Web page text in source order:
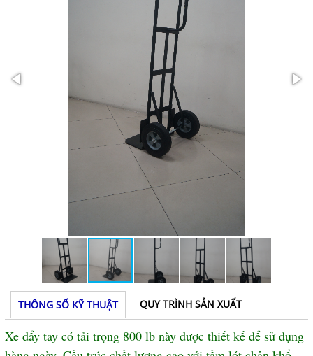
THÔNG SỐ KỸ THUẬT QUY TRÌNH SẢN XUẤT
Xe đẩy tay có tải trọng 800 lb này được thiết kế để sử dụng